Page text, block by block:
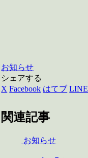
お知らせ
シェアする
X Facebook はてブ LINE
関連記事
お知らせ